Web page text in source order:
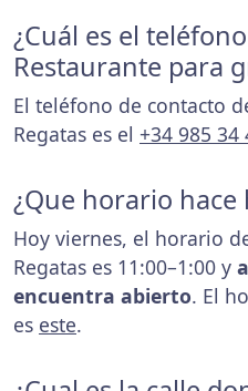
¿Cuál es el
Restaurante para
El teléfono de contacto
Regatas es el +34 985 34
¿Que horario hace
Hoy viernes, el horario
Regatas es 11:00–1:00 y
encuentra abierto. El
es este.